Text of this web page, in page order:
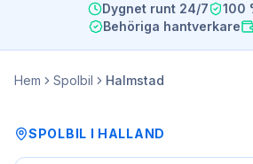
Dygnet runt 24/7
100
Behöriga hantverkare
Hem Spolbil Halmstad
SPOLBIL I HALLAND